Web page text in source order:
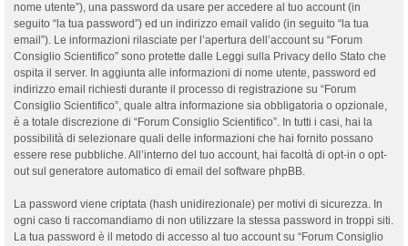
nome utente”), una password da usare per accedere al tuo account (in
seguito “la tua password”) ed un indirizzo email valido (in seguito “la tua
email”). Le informazioni rilasciate per l’apertura dell’account su “Forum
Consiglio Scientifico” sono protette dalle Leggi sulla Privacy dello Stato che
ospita il server. In aggiunta alle informazioni di nome utente, password ed
indirizzo email richiesti durante il processo di registrazione su “Forum
Consiglio Scientifico”, quale altra informazione sia obbligatoria o opzionale,
è a totale discrezione di “Forum Consiglio Scientifico”. In tutti i casi, hai la
possibilità di selezionare quali delle informazioni che hai fornito possano
essere rese pubbliche. All’interno del tuo account, hai facoltà di opt-in o opt-
out sul generatore automatico di email del software phpBB.
La password viene criptata (hash unidirezionale) per motivi di sicurezza. In
ogni caso ti raccomandiamo di non utilizzare la stessa password in troppi siti.
La tua password è il metodo di accesso al tuo account su “Forum Consiglio